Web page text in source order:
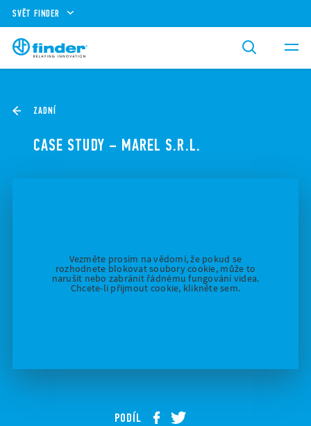
SVĚT FINDER
ZADNÍ
CASE STUDY – MAREL S.R.L.
Vezměte prosím na vědomí, že pokud se
rozhodnete blokovat soubory cookie, může to
narušit nebo zabránit řádnému fungování videa.
Chcete-li přijmout cookie, klikněte sem.
PODÍL